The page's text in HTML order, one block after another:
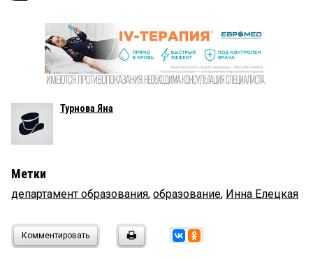
Турнова Яна
Метки
департамент образования, образование, Инна Елецкая
Комментировать